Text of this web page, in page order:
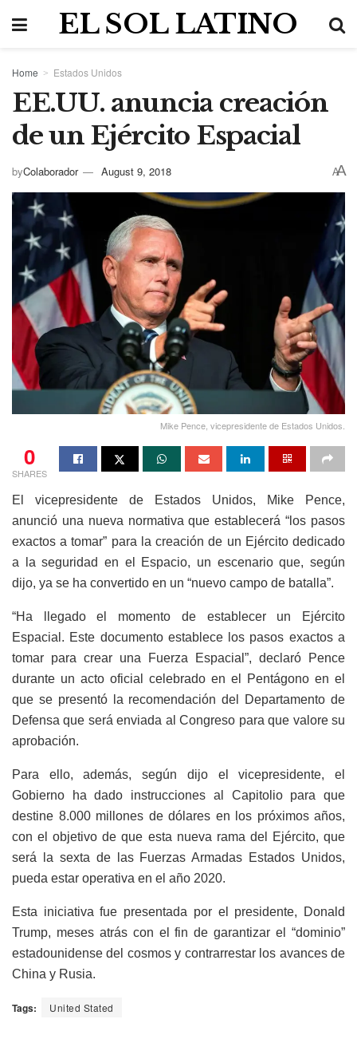
EL SOL LATINO
Home Estados Unidos
EE.UU. anuncia creación
de un Ejército Espacial
byColaborador August 9, 2018 AA
Mike Pence, vicepresidente de Estados Unidos.
0
SHARES
El vicepresidente de Estados Unidos, Mike Pence,
anunció una nueva normativa que establecerá “los pasos
exactos a tomar” para la creación de un Ejército dedicado
a la seguridad en el Espacio, un escenario que, según
dijo, ya se ha convertido en un “nuevo campo de batalla”.
“Ha llegado el momento de establecer un Ejército
Espacial. Este documento establece los pasos exactos a
tomar para crear una Fuerza Espacial”, declaró Pence
durante un acto oficial celebrado en el Pentágono en el
que se presentó la recomendación del Departamento de
Defensa que será enviada al Congreso para que valore su
aprobación.
Para ello, además, según dijo el vicepresidente, el
Gobierno ha dado instrucciones al Capitolio para que
destine 8.000 millones de dólares en los próximos años,
con el objetivo de que esta nueva rama del Ejército, que
será la sexta de las Fuerzas Armadas Estados Unidos,
pueda estar operativa en el año 2020.
Esta iniciativa fue presentada por el presidente, Donald
Trump, meses atrás con el fin de garantizar el “dominio”
estadounidense del cosmos y contrarrestar los avances de
China y Rusia.
Tags: United Stated